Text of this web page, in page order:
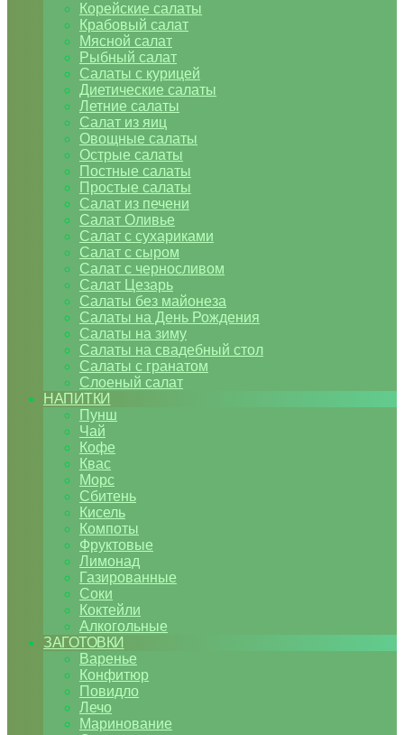
Корейские салаты
Крабовый салат
Мясной салат
Рыбный салат
Салаты с курицей
Диетические салаты
Летние салаты
Салат из яиц
Овощные салаты
Острые салаты
Постные салаты
Простые салаты
Салат из печени
Салат Оливье
Салат с сухариками
Салат с сыром
Салат с черносливом
Салат Цезарь
Салаты без майонеза
Салаты на День Рождения
Салаты на зиму
Салаты на свадебный стол
Салаты с гранатом
Слоеный салат
НАПИТКИ
Пунш
Чай
Кофе
Квас
Морс
Сбитень
Кисель
Компоты
Фруктовые
Лимонад
Газированные
Соки
Коктейли
Алкогольные
ЗАГОТОВКИ
Варенье
Конфитюр
Повидло
Лечо
Маринование